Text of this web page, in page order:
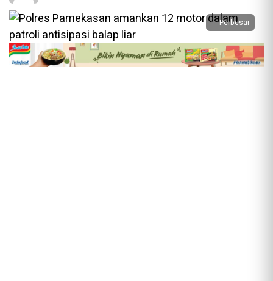
Perbesar